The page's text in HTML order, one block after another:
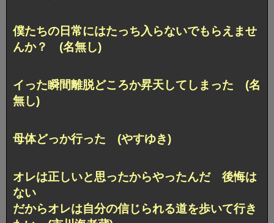
僕たちの日常にはたっち入らないでもらえませ
んか？ (名無し)
イった瞬間離脱どころか昇天してしまった (名
無し)
母体どっか行った (やすゆき)
オレは正しいと思ったからやったんだ 後悔は
ない
だからオレは自分の信じられる道を歩いて行き